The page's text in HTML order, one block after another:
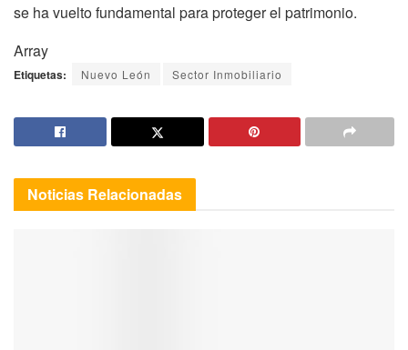
se ha vuelto fundamental para proteger el patrimonio.
Array
Etiquetas: Nuevo León Sector Inmobiliario
Noticias Relacionadas